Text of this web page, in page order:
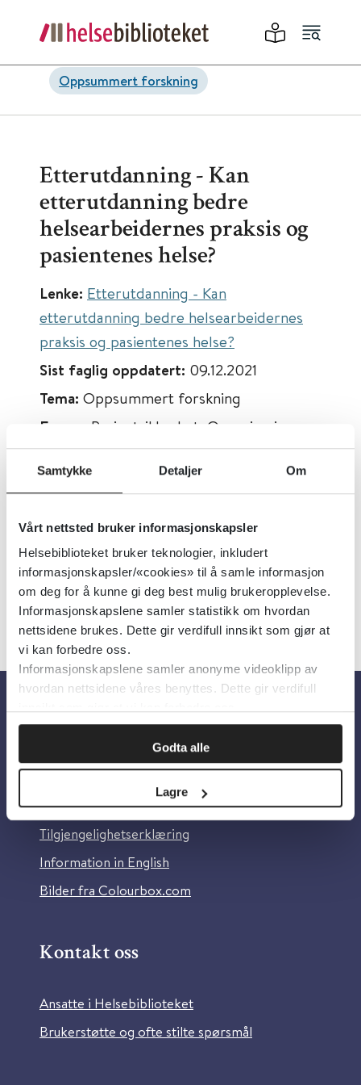
Samtykke Detaljer Om
Vårt nettsted bruker informasjonskapsler
Helsebiblioteket bruker teknologier, inkludert
informasjonskapsler/«cookies» til å samle informasjon
om deg for å kunne gi deg best mulig brukeropplevelse.
Informasjonskapslene samler statistikk om hvordan
nettsidene brukes. Dette gir verdifull innsikt som gjør at
vi kan forbedre oss.
Informasjonskapslene samler anonyme videoklipp av
hvordan nettsidene våres benyttes. Dette gir verdifull
Godta alle
Lagre
Oppsummert forskning
Etterutdanning - Kan
etterutdanning bedre
helsearbeidernes praksis og
pasientenes helse?
Lenke: Etterutdanning - Kan
etterutdanning bedre helsearbeidernes
praksis og pasientenes helse?
Sist faglig oppdatert: 09.12.2021
Tema: Oppsummert forskning
Emner: Pasientsikkerhet, Organisering
Dokumenttype:Forskningsomtaler, Kort
oppsummert
Språk:Norsk
Om oss
Om Helsebiblioteket
Personvern og informasjonskapsler
Tilgjengelighetserklæring
Information in English
Bilder fra Colourbox.com
Kontakt oss
Ansatte i Helsebiblioteket
Brukerstøtte og ofte stilte spørsmål